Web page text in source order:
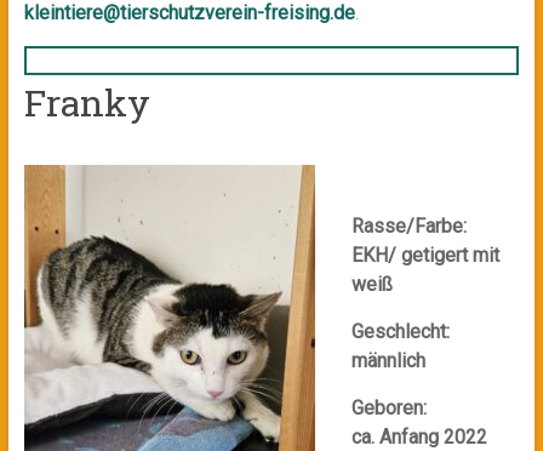
kleintiere@tierschutzverein-freising.de.
Franky
Rasse/Farbe:
EKH/ getigert mit
weiß
Geschlecht:
männlich
Geboren:
ca. Anfang 2022